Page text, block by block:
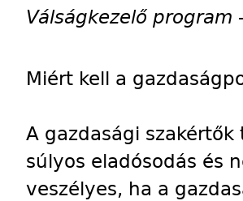
Válságkezelő program
Miért kell a
A gazdasági
súlyos eladósodás és
veszélyes, ha a